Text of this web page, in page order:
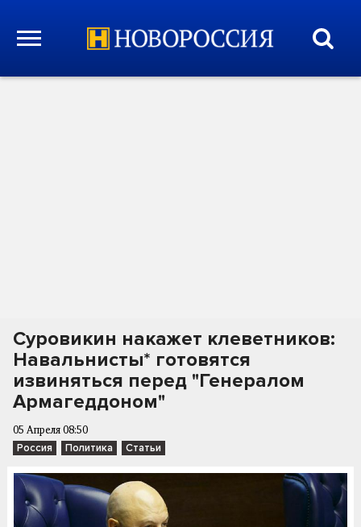
Суровикин накажет клеветников:
Навальнисты* готовятся
извиняться перед "Генералом
Армагеддоном"
05 Апреля 08:50
Россия Политика Статьи